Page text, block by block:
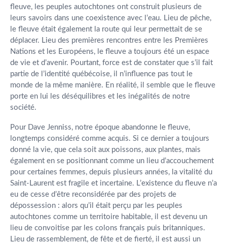
fleuve, les peuples autochtones ont construit plusieurs de
leurs savoirs dans une coexistence avec l’eau. Lieu de pêche,
le fleuve était également la route qui leur permettait de se
déplacer. Lieu des premières rencontres entre les Premières
Nations et les Européens, le fleuve a toujours été un espace
de vie et d’avenir. Pourtant, force est de constater que s’il fait
partie de l’identité québécoise, il n’influence pas tout le
monde de la même manière. En réalité, il semble que le fleuve
porte en lui les déséquilibres et les inégalités de notre
société.
Pour Dave Jenniss, notre époque abandonne le fleuve,
longtemps considéré comme acquis. Si ce dernier a toujours
donné la vie, que cela soit aux poissons, aux plantes, mais
également en se positionnant comme un lieu d’accouchement
pour certaines femmes, depuis plusieurs années, la vitalité du
Saint-Laurent est fragile et incertaine. L’existence du fleuve n’a
eu de cesse d’être reconsidérée par des projets de
dépossession : alors qu’il était perçu par les peuples
autochtones comme un territoire habitable, il est devenu un
lieu de convoitise par les colons français puis britanniques.
Lieu de rassemblement, de fête et de fierté, il est aussi un